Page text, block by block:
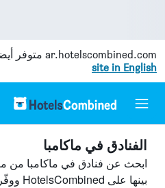
ar.hotelscombined.com متوفر
site in English
الفنادق في ماكامبا
ابحث عن فنادق في ماكامبا من
بينها على HotelsCombined ووفّر.